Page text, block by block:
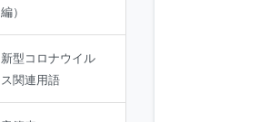
編）
新型コロナウイル
ス関連用語